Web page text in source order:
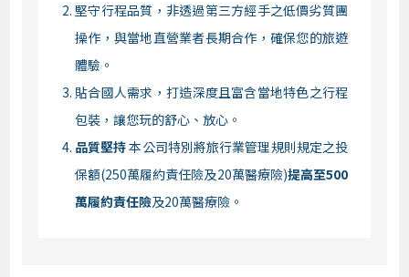
堅守行程品質，非透過第三方經手之低價劣質團
操作，與當地直營業者長期合作，確保您的旅遊
體驗。
貼合國人需求，打造深度且富含當地特色之行程
包裝，讓您玩的舒心、放心。
品質堅持本公司特別將旅行業管理規則規定之投
保額(250萬履約責任險及20萬醫療險)提高至500
萬履約責任險及20萬醫療險。